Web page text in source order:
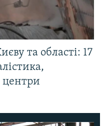
та області: 17
центри